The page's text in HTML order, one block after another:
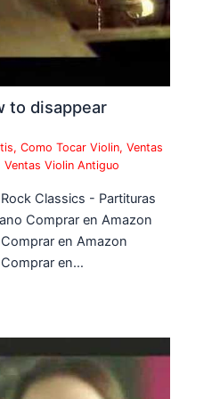
to disappear
,Como Tocar Violin,Ventas
Ventas Violin Antiguo
Classics - Partituras
Comprar en Amazon
en Amazon
en…